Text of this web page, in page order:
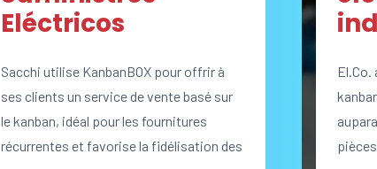
Eléctricos
Sacchi utilise KanbanBOX pour offrir à
ses clients un service de vente basé sur
le kanban, idéal pour les fournitures
récurrentes et favorise la fidélisation des
El.Co.